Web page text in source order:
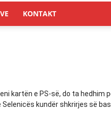
KONTAKT
kartën e PS-së, do ta hedhim
Selenicës kundër shkrirjes së